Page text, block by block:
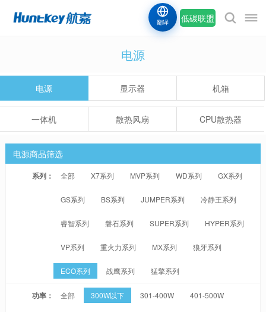
低碳联盟
翻译
电源
电源 显示器 机箱
一体机 散热风扇 CPU散热器
电源商品筛选
系列： 全部 X7系列 MVP系列 WD系列 GX系列
GS系列 BS系列 JUMPER系列 冷静王系列
睿智系列 磐石系列 SUPER系列 HYPER系列
VP系列 重火力系列 MX系列 狼牙系列
ECO系列 战鹰系列 猛擎系列
功率： 全部 300W以下 301-400W 401-500W